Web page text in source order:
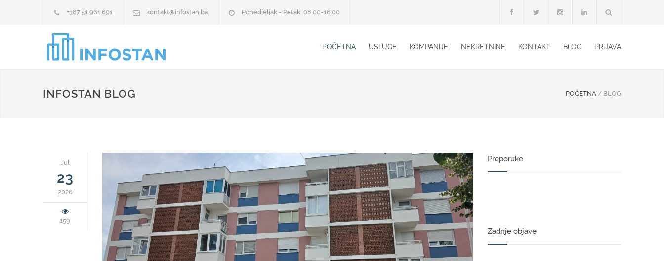
+387 51 961 691 kontakt@infostan.ba Ponedjeljak - Petak: 08:00-16:00
POČETNA USLUGE KOMPANIJE NEKRETNINE KONTAKT BLOG PRIJAVA
INFOSTAN BLOG POČETNA / BLOG
Jul
23
2026
159
Preporuke
Zadnje objave